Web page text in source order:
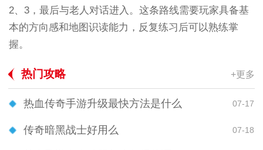
2、3，最后与老人对话进入。这条路线需要玩家具备基
本的方向感和地图识读能力，反复练习后可以熟练掌
握。
热门攻略 +更多
热血传奇手游升级最快方法是什么 07-17
传奇暗黑战士好用么 07-18